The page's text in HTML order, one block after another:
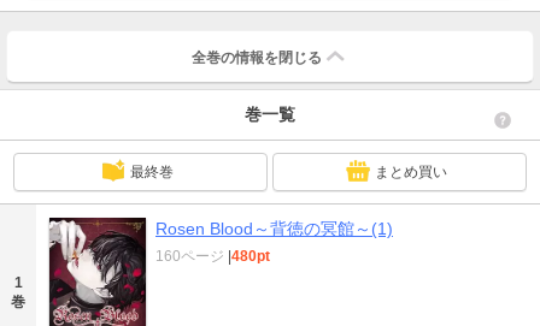
全巻の情報を 閉じる
巻一覧
最終巻 まとめ買い
1
巻
Rosen Blood～背徳の冥館～(1)
160ページ 480pt